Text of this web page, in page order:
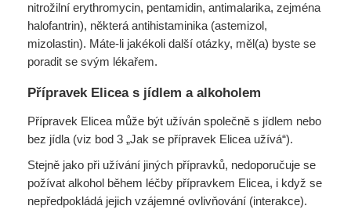
nitrožilní erythromycin, pentamidin, antimalarika, zejména
halofantrin), některá antihistaminika (astemizol,
mizolastin). Máte-li jakékoli další otázky, měl(a) byste se
poradit se svým lékařem.
Přípravek Elicea s jídlem a alkoholem
Přípravek Elicea může být užíván společně s jídlem nebo
bez jídla (viz bod 3 „Jak se přípravek Elicea užívá“).
Stejně jako při užívání jiných přípravků, nedoporučuje se
požívat alkohol během léčby přípravkem Elicea, i když se
nepředpokládá jejich vzájemné ovlivňování (interakce).